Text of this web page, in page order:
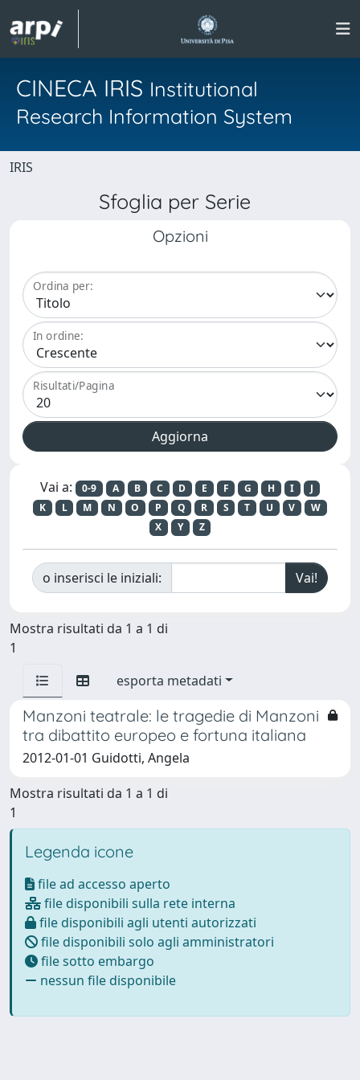
CINECA IRIS Institutional
Research Information System
IRIS
Sfoglia per Serie
Opzioni
Ordina per:
In ordine:
Risultati/Pagina
Vai a: 0-9 A B C D E F G H I
J
K
L M N O P Q R S T U V
W
X
Y Z
o inserisci le iniziali:
Mostra risultati da 1 a 1 di
1
esporta metadati
Manzoni teatrale: le tragedie di Manzoni
tra dibattito europeo e fortuna italiana
2012-01-01 Guidotti, Angela
Mostra risultati da 1 a 1 di
1
Legenda icone
file ad accesso aperto
file disponibili sulla rete interna
file disponibili agli utenti autorizzati
file disponibili solo agli amministratori
file sotto embargo
nessun file disponibile